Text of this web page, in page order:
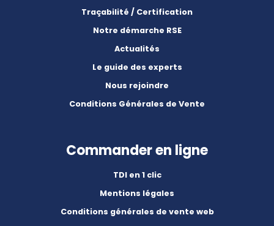
Traçabilité / Certification
Notre démarche RSE
Actualités
Le guide des experts
Nous rejoindre
Conditions Générales de Vente
Commander en ligne
TDI en 1 clic
Mentions légales
Conditions générales de vente web